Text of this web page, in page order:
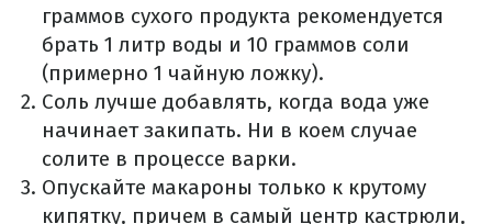
граммов сухого продукта рекомендуется
брать 1 литр воды и 10 граммов соли
(примерно 1 чайную ложку).
Соль лучше добавлять, когда вода уже
начинает закипать. Ни в коем случае
солите в процессе варки.
Опускайте макароны только к крутому
кипятку, причем в самый центр кастрюли,